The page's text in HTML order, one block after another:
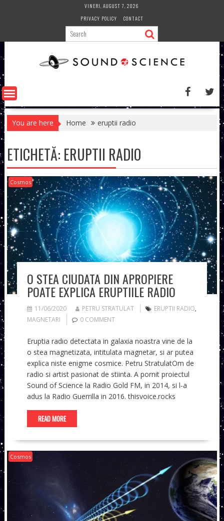
VINERI, AUGUST 7, 2026
PRIVACY POLICY
CONTACT
You are here Home eruptii radio
ETICHETĂ: ERUPTII RADIO
Cosmos
O STEA CIUDATA DIN APROPIERE
POATE EXPLICA ERUPTIILE RADIO
11/06/2020 PETRU STRATULAT ERUPTII RADIO,
MAGNETARI
0 COMMENT
Eruptia radio detectata in galaxia noastra vine de la
o stea magnetizata, intitulata magnetar, si ar putea
explica niste enigme cosmice. Petru StratulatOm de
radio si artist pasionat de stiinta. A pornit proiectul
Sound of Science la Radio Gold FM, in 2014, si l-a
adus la Radio Guerrilla in 2016. thisvoice.rocks
READ MORE
Cosmos